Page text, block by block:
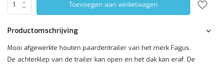
Toevoegen aan winkelwagen
Productomschrijving
Mooi afgewerkte houten paardentrailer van het merk Fagus.
De achterklep van de trailer kan open en het dak kan eraf. De